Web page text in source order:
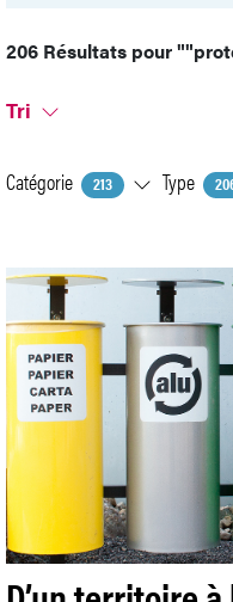
206 Résultats pour
Tri
Catégorie 213 Type